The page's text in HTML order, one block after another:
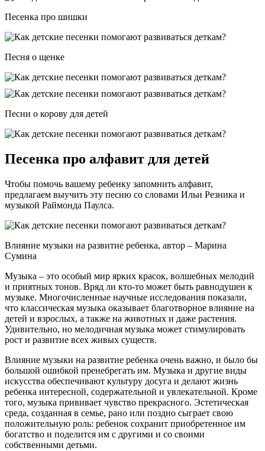
Песенка про шишки
Песня о щенке
Песни о корову для детей
Песенка про алфавит для детей
Чтобы помочь вашему ребенку запомнить алфавит,
предлагаем выучить эту песню со словами Ильи Резника и
музыкой Раймонда Паулса.
Влияние музыки на развитие ребенка, автор – Марина
Сумина
Музыка – это особый мир ярких красок, волшебных мелодий
и приятных тонов. Вряд ли кто-то может быть равнодушен к
музыке. Многочисленные научные исследования показали,
что классическая музыка оказывает благотворное влияние на
детей и взрослых, а также на животных и даже растения.
Удивительно, но мелодичная музыка может стимулировать
рост и развитие всех живых существ.
Влияние музыки на развитие ребенка очень важно, и было бы
большой ошибкой пренебрегать им. Музыка и другие виды
искусства обеспечивают культуру досуга и делают жизнь
ребенка интересной, содержательной и увлекательной. Кроме
того, музыка прививает чувство прекрасного. Эстетическая
среда, созданная в семье, рано или поздно сыграет свою
положительную роль: ребенок сохранит приобретенное им
богатство и поделится им с другими и со своими
собственными детьми.